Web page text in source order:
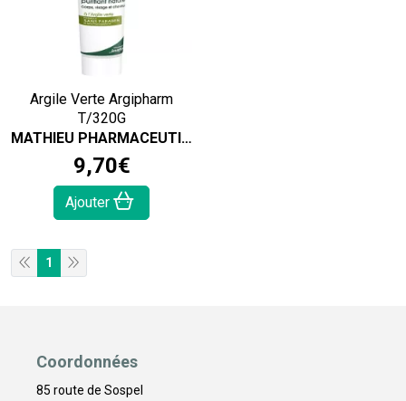
Argile Verte Argipharm
T/320G
MATHIEU PHARMACEUTIQUE
9,70€
Ajouter
1
Coordonnées
85 route de Sospel